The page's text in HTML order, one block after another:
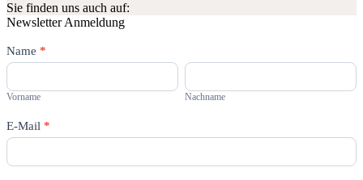
Sie finden uns auch auf:
Newsletter Anmeldung
Newsletter
Name *
Vorname
Vorname
Nachname
Nachname
E-Mail *
Falls
Du
bist,
dieses
Feld